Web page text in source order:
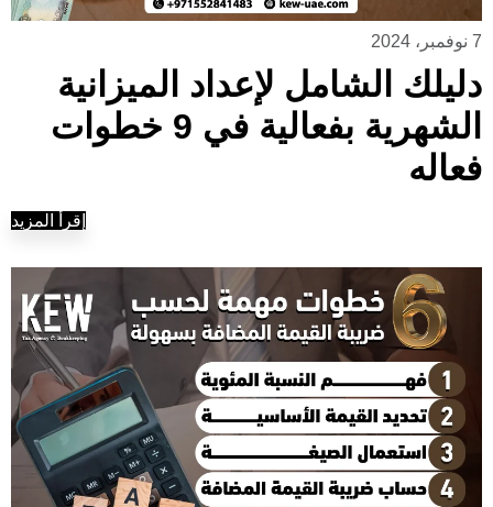
7 نوفمبر، 2024
دليلك الشامل لإعداد الميزانية
الشهرية بفعالية في 9 خطوات
فعاله
إقرأ المزيد